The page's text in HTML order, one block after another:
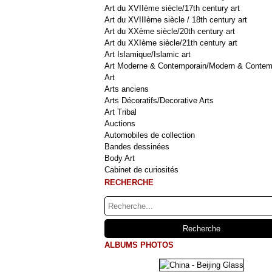
Art du XVIIème siècle/17th century art
Art du XVIIIème siècle / 18th century art
Art du XXème siècle/20th century art
Art du XXIème siècle/21th century art
Art Islamique/Islamic art
Art Moderne & Contemporain/Modern &
Art
Arts anciens
Arts Décoratifs/Decorative Arts
Art Tribal
Auctions
Automobiles de collection
Bandes dessinées
Body Art
Cabinet de curiosités
RECHERCHE
ALBUMS PHOTOS